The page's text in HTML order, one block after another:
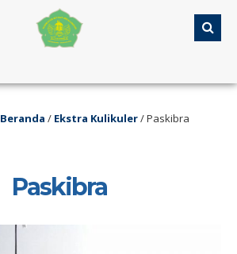
Beranda / Ekstra Kulikuler/Paskibra
Paskibra